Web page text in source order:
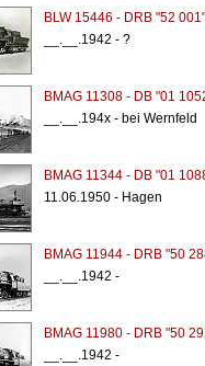
BLW 15446 - DRB "52 001"
__.__.1942 - ?
BMAG 11308 - DB "01
__.__.194x - bei Wernfeld
BMAG 11344 - DB "01
11.06.1950 - Hagen
BMAG 11944 - DRB "50
__.__.1942 -
BMAG 11980 - DRB "50
__.__.1942 -